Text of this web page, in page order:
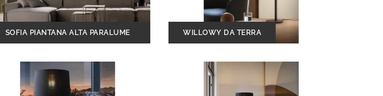
SOFIA PIANTANA ALTA PARALUME WILLOWY DA TERRA